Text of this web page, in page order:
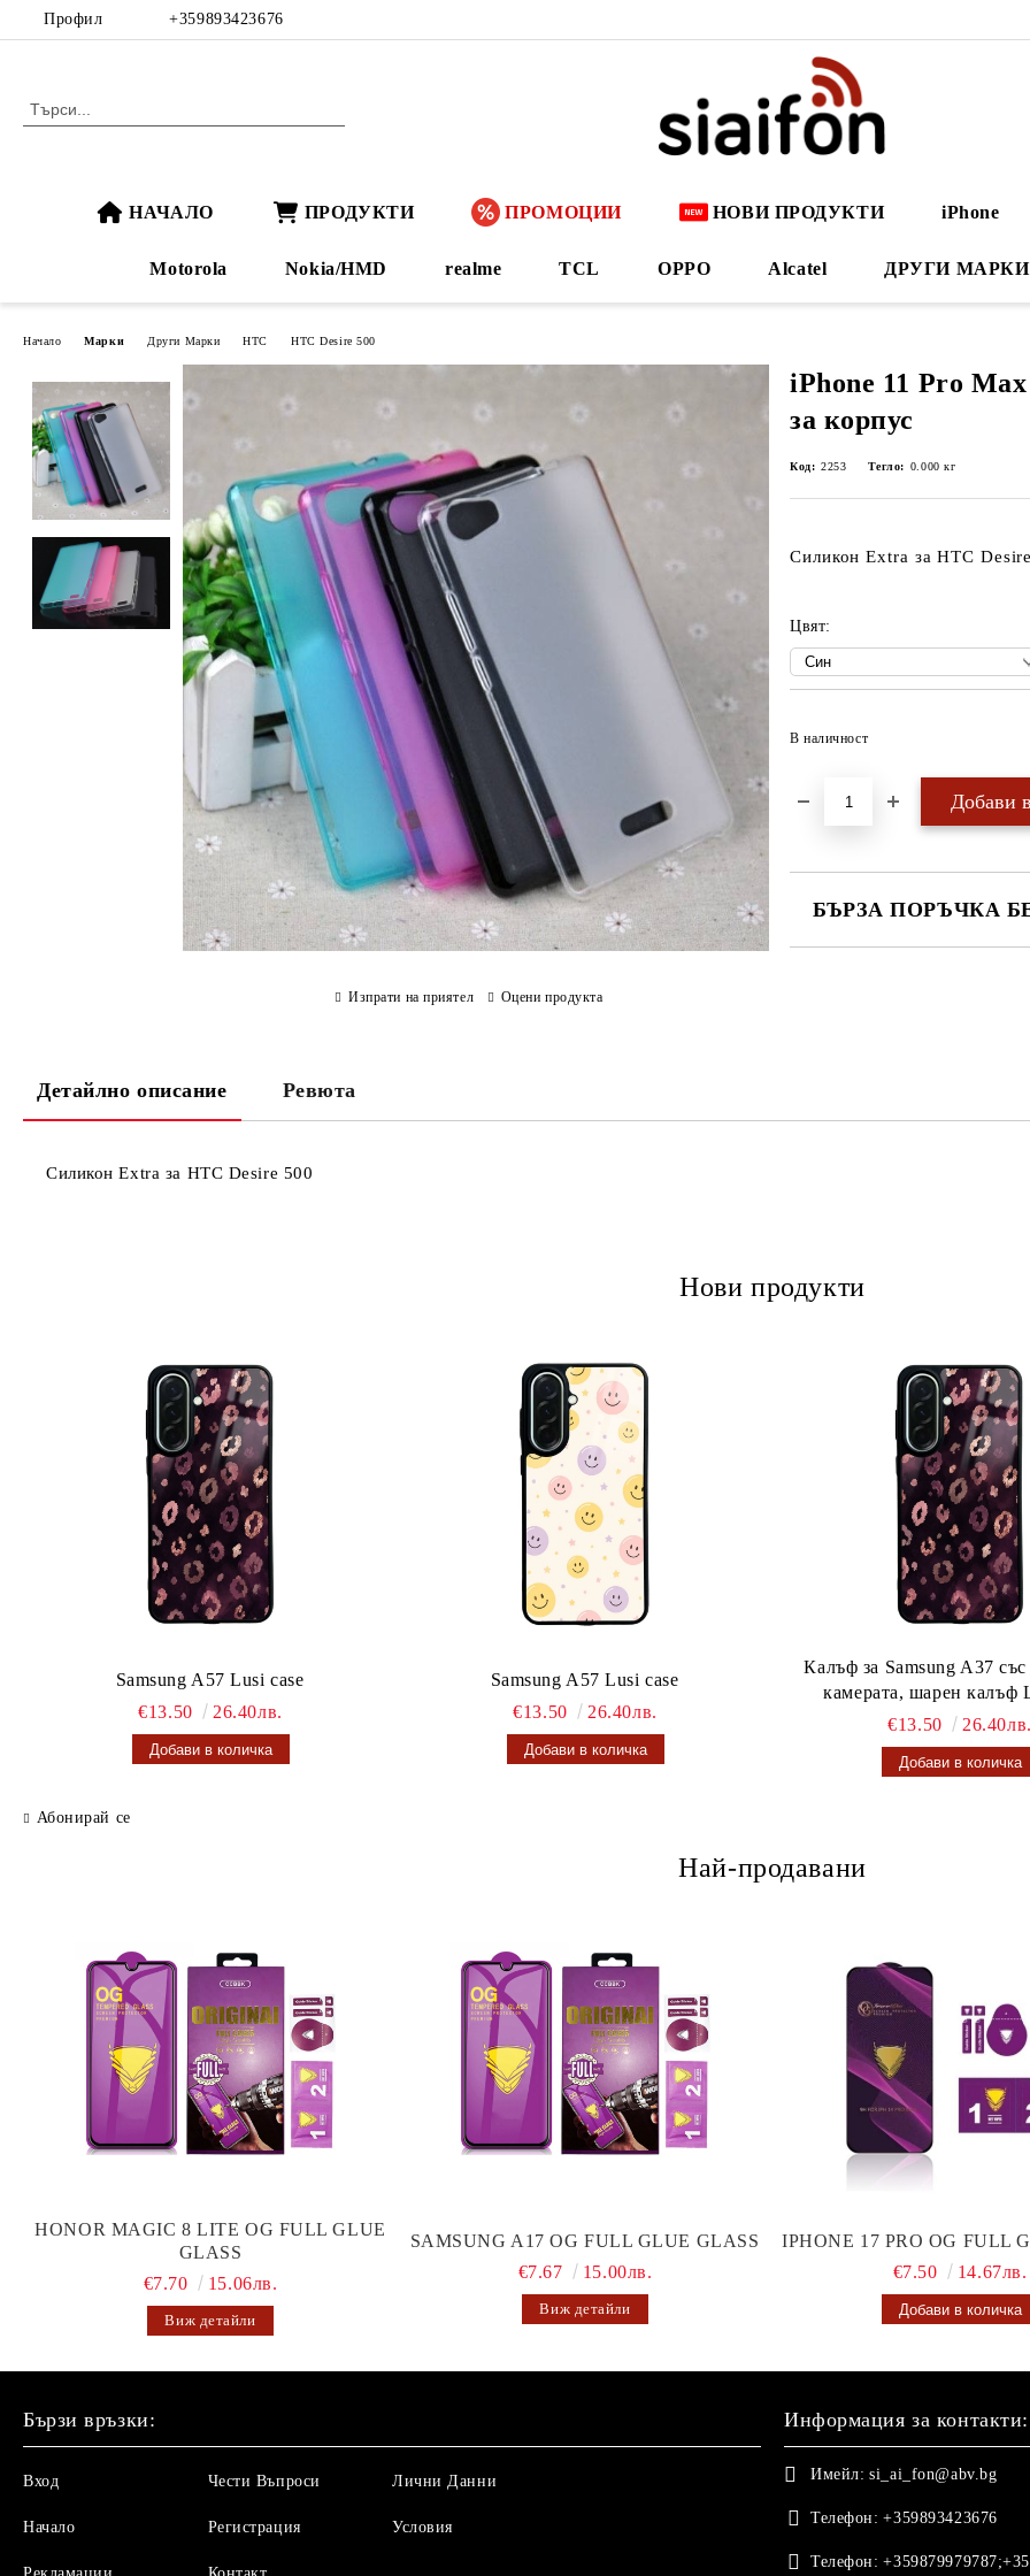
Профил +359893423676
НАЧАЛО ПРОДУКТИ ПРОМОЦИИ НОВИ ПРОДУКТИ iPhone
Motorola Nokia/HMD realme TCL OPPO Alcatel ДРУГИ МАРКИ
Начало Марки Други Марки HTC HTC Desire 500
iPhone 11 Pro
за корпус
Код: 2253 Тегло: 0.000 кг
Силикон Extra за HTC Desire
Цвят:
В наличност
БЪРЗА ПОРЪЧКА
Изпрати на приятел Оцени продукта
Детайлно описание Ревюта
Силикон Extra за HTC Desire 500
Нови продукти
Samsung A57 Lusi case
€13.50
26.40лв.
Samsung A57 Lusi case
€13.50
26.40лв.
Калъф за Samsung A37
камерата, шарен калъф
€13.50
26.40лв.
Абонирай се
Най-продавани
HONOR MAGIC 8 LITE OG FULL GLUE
GLASS
€7.70
15.06лв.
Виж детайли
SAMSUNG A17 OG FULL GLUE GLASS
€7.67
15.00лв.
Виж детайли
IPHONE 17 PRO OG FULL
€7.50
14.67лв.
Бързи връзки:
Вход
Начало
Чести Въпроси
Регистрация
Лични Данни
Условия
Информация за контакти:
Имейл: si_ai_fon@abv.bg
Телефон: +359893423676
Телефон: